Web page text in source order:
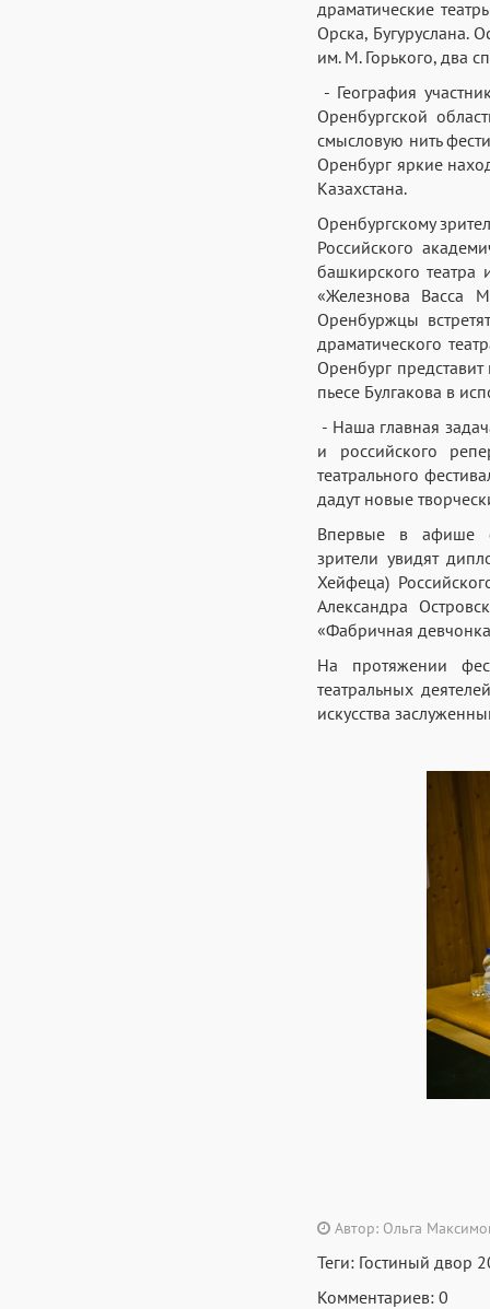
драматические
Орска, Бугуруслана.
им. М. Горького, два
- География
Оренбургской
смысловую нить
Оренбург яркие
Казахстана.
Оренбургскому
Российского
башкирского театра
«Железнова Васса
Оренбуржцы
драматического
Оренбург
пьесе Булгакова в
- Наша главная
и российского
театрального
дадут новые
Впервые в афише
зрители увидят
Хейфеца)
Александра
«Фабричная
На протяжении
театральных
искусства
Автор: Ольга
Теги: Гостиный двор
Комментариев: 0